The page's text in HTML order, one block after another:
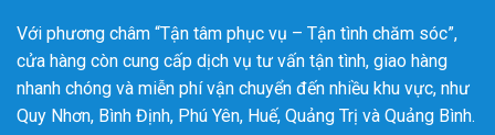
Với phương châm “Tận tâm phục vụ – Tận tình chăm sóc”,
cửa hàng còn cung cấp dịch vụ tư vấn tận tình, giao hàng
nhanh chóng và miễn phí vận chuyển đến nhiều khu vực, như
Quy Nhơn, Bình Định, Phú Yên, Huế, Quảng Trị và Quảng Bình.